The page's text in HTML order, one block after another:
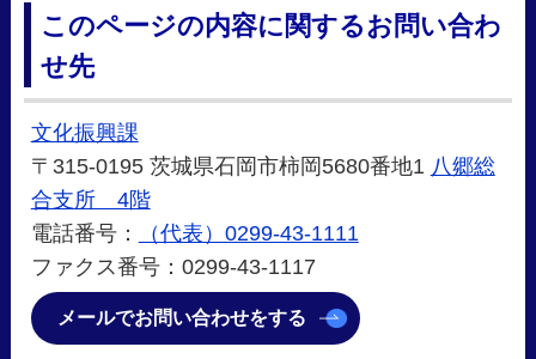
このページの内容に関するお問い合わ
せ先
文化振興課
〒315-0195 茨城県石岡市柿岡5680番地1 八郷総
合支所 4階
電話番号：
（代表）0299-43-1111
ファクス番号：0299-43-1117
メールでお問い合わせをする